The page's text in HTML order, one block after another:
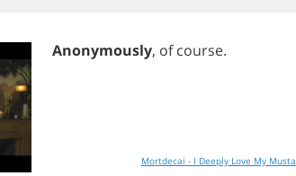
Anonymously, of course.
Mortdecai - I Deeply Love My